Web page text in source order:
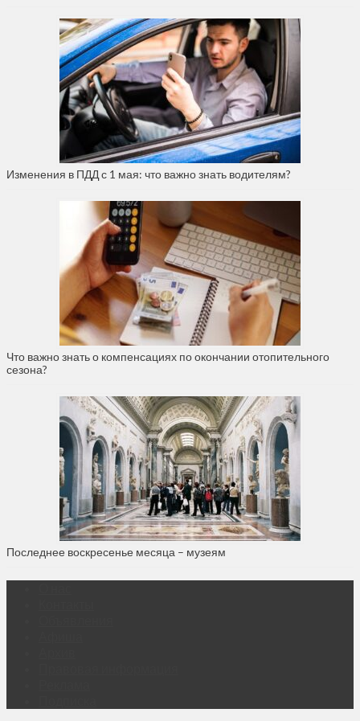
Изменения в ПДД с 1 мая: что важно знать водителям?
Что важно знать о компенсациях по окончании отопительного
сезона?
Последнее воскресенье месяца – музеям